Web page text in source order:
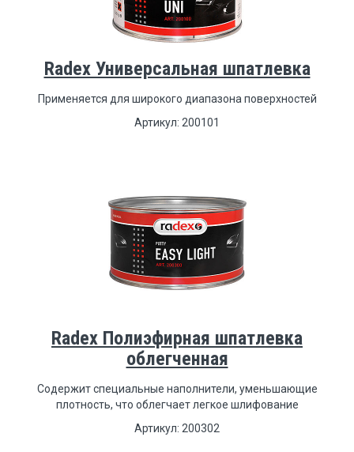
Radex Универсальная шпатлевка
Применяется для широкого диапазона поверхностей
Артикул: 200101
Radex Полиэфирная шпатлевка
облегченная
Содержит специальные наполнители, уменьшающие
плотность, что облегчает легкое шлифование
Артикул: 200302